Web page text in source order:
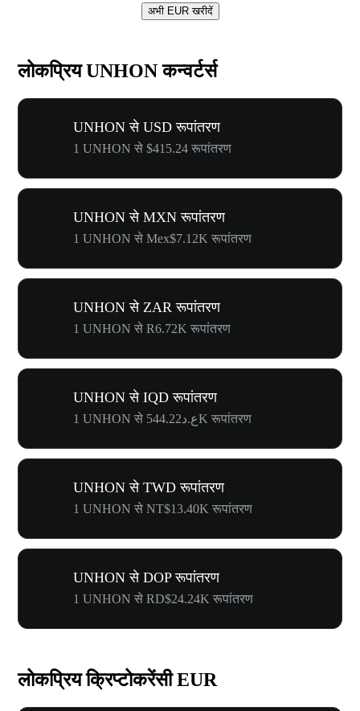
अभी EUR खरीदें
लोकप्रिय UNHON कन्वर्टर्स
UNHON से USD रूपांतरण
1 UNHON से $415.24 रूपांतरण
UNHON से MXN रूपांतरण
1 UNHON से Mex$7.12K रूपांतरण
UNHON से ZAR रूपांतरण
1 UNHON से R6.72K रूपांतरण
UNHON से IQD रूपांतरण
1 UNHON से ع.د544.22K रूपांतरण
UNHON से TWD रूपांतरण
1 UNHON से NT$13.40K रूपांतरण
UNHON से DOP रूपांतरण
1 UNHON से RD$24.24K रूपांतरण
लोकप्रिय क्रिप्टोकरेंसी EUR